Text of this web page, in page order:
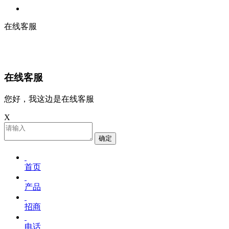
在线客服
在线客服
您好，我这边是在线客服
X
确定
首页
产品
招商
电话